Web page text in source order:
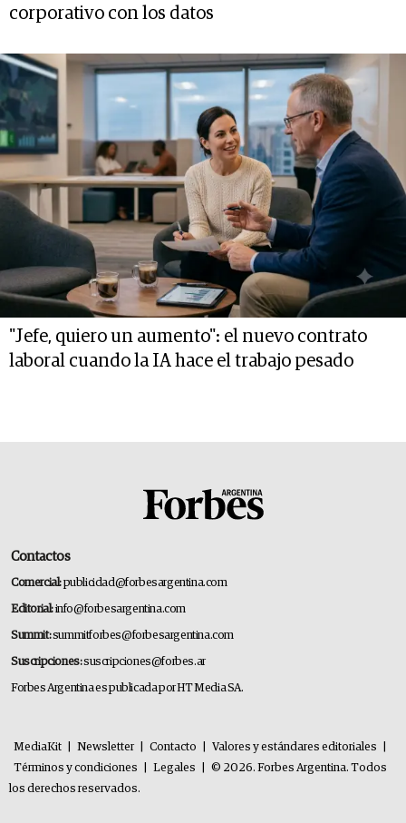
corporativo con los datos
"Jefe, quiero un aumento": el nuevo contrato
laboral cuando la IA hace el trabajo pesado
Contactos
Comercial:publicidad@forbesargentina.com
Editorial:info@forbesargentina.com
Summit:summitforbes@forbesargentina.com
Suscripciones:suscripciones@forbes.ar
Forbes Argentina es publicada por HT Media SA.
MediaKit Newsletter Contacto Valores y estándares editoriales
Términos y condiciones
Legales
© 2026. Forbes Argentina. Todos
los derechos reservados.